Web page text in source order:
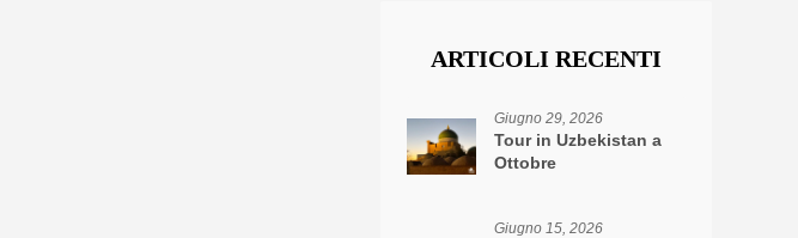
ARTICOLI RECENTI
Giugno 29, 2026
Tour in Uzbekistan a
Ottobre
Giugno 15, 2026